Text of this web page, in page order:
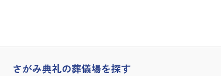
さがみ典礼の葬儀場を探す